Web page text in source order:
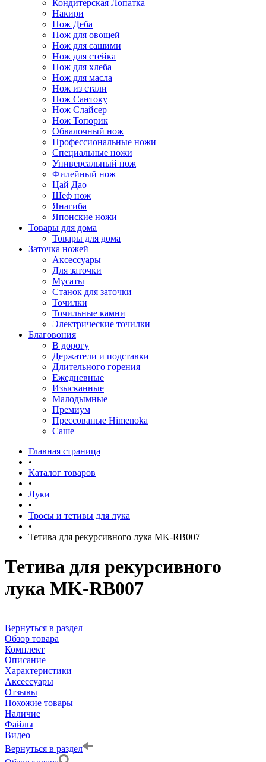
Кондитерская Лопатка
Накири
Нож Деба
Нож для овощей
Нож для сашими
Нож для стейка
Нож для хлеба
Нож для масла
Нож из стали
Нож Сантоку
Нож Слайсер
Нож Топорик
Обвалочный нож
Профессиональные ножи
Специальные ножи
Универсальный нож
Филейный нож
Цай Дао
Шеф нож
Янагиба
Японские ножи
Товары для дома
Товары для дома
Заточка ножей
Аксессуары
Для заточки
Мусаты
Станок для заточки
Точилки
Точильные камни
Электрические точилки
Благовония
В дорогу
Держатели и подставки
Длительного горения
Ежедневные
Изысканные
Малодымные
Премиум
Прессованые Himenoka
Саше
Главная страница
•
Каталог товаров
•
Луки
•
Тросы и тетивы для лука
•
Тетива для рекурсивного лука MK-RB007
Тетива для рекурсивного
лука MK-RB007
Вернуться в раздел
Обзор товара
Комплект
Описание
Характеристики
Аксессуары
Отзывы
Похожие товары
Наличие
Файлы
Видео
Вернуться в раздел